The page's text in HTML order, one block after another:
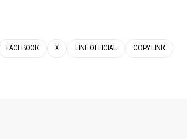
FACEBOOK X LINE OFFICIAL COPY LINK